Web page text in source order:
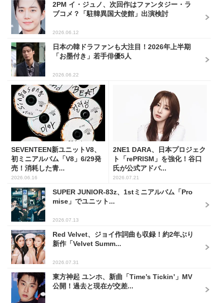
2PM イ・ジュノ、次回作はファンタジー・ラ
ブコメ？「駐韓異国大使館」出演検討
2026.06.12
日本の韓ドラファンも大注目！2026年上半期
「お墨付き」若手俳優5人
2026.06.22
SEVENTEEN新ユニットV8、
初ミニアルバム「V8」6/29発
売！消耗した青...
2026.06.16
2NE1 DARA、日本プロジェク
ト「rePRISM」を強化！谷口
氏が公式アドバ...
2026.07.21
SUPER JUNIOR-83z、1stミニアルバム「Pro
mise」でユニット...
2026.07.13
Red Velvet、ジョイ作詞曲も収録！約2年ぶり
新作「Velvet Summ...
2026.07.31
東方神起 ユンホ、新曲「Time’s Tickin’」MV
公開！過去と現在が交差...